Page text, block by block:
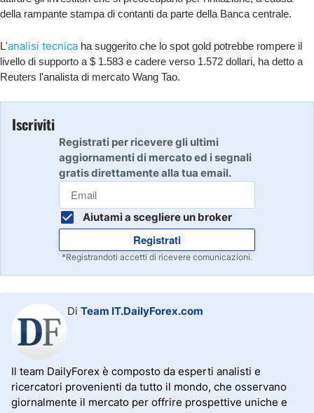
della rampante stampa di contanti da parte della Banca centrale.
L'analisi tecnica ha suggerito che lo spot gold potrebbe rompere il
livello di supporto a $ 1.583 e cadere verso 1.572 dollari, ha detto a
Reuters l'analista di mercato Wang Tao.
Iscriviti
Registrati per ricevere gli ultimi
aggiornamenti di mercato ed i segnali
gratis direttamente alla tua email.
Aiutami a scegliere un broker
Registrati
*Registrandoti accetti di ricevere comunicazioni.
Di Team IT.DailyForex.com
Il team DailyForex è composto da esperti analisti e
ricercatori provenienti da tutto il mondo, che osservano
giornalmente il mercato per offrire prospettive uniche e